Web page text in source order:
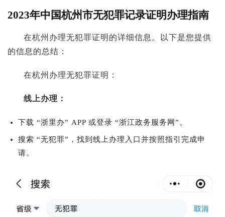
你可能也喜欢
@样本库
攻略
@老陈有话说
2023年中国杭州市无犯罪记录证明办理指南
在杭州办理无犯罪证明的详细信息。以下是您提供
的信息的总结：
在杭州办理无犯罪证明：
线上办理：
下载 “浙里办” APP 或登录 “浙江政务服务网”。
搜索 “无犯罪”，找到线上办理入口并按照指引完成申
请。